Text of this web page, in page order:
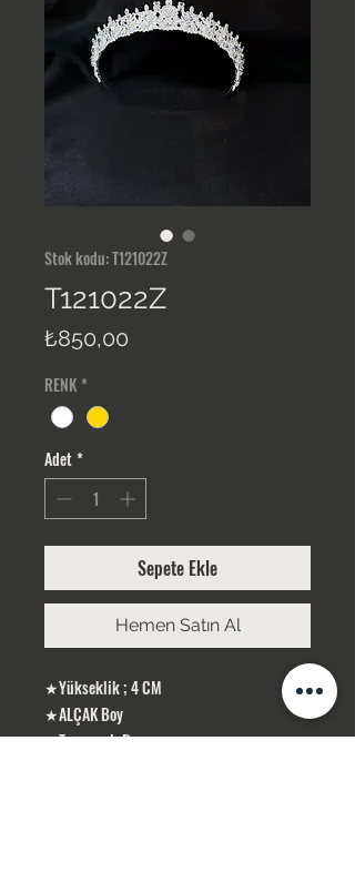
Stok kodu: T121022Z
T121022Z
₺850,00
RENK *
Adet*
Sepete Ekle
Hemen Satın Al
★Yükseklik ; 4 CM
★ALÇAK Boy
★Taş rengi; Beyaz